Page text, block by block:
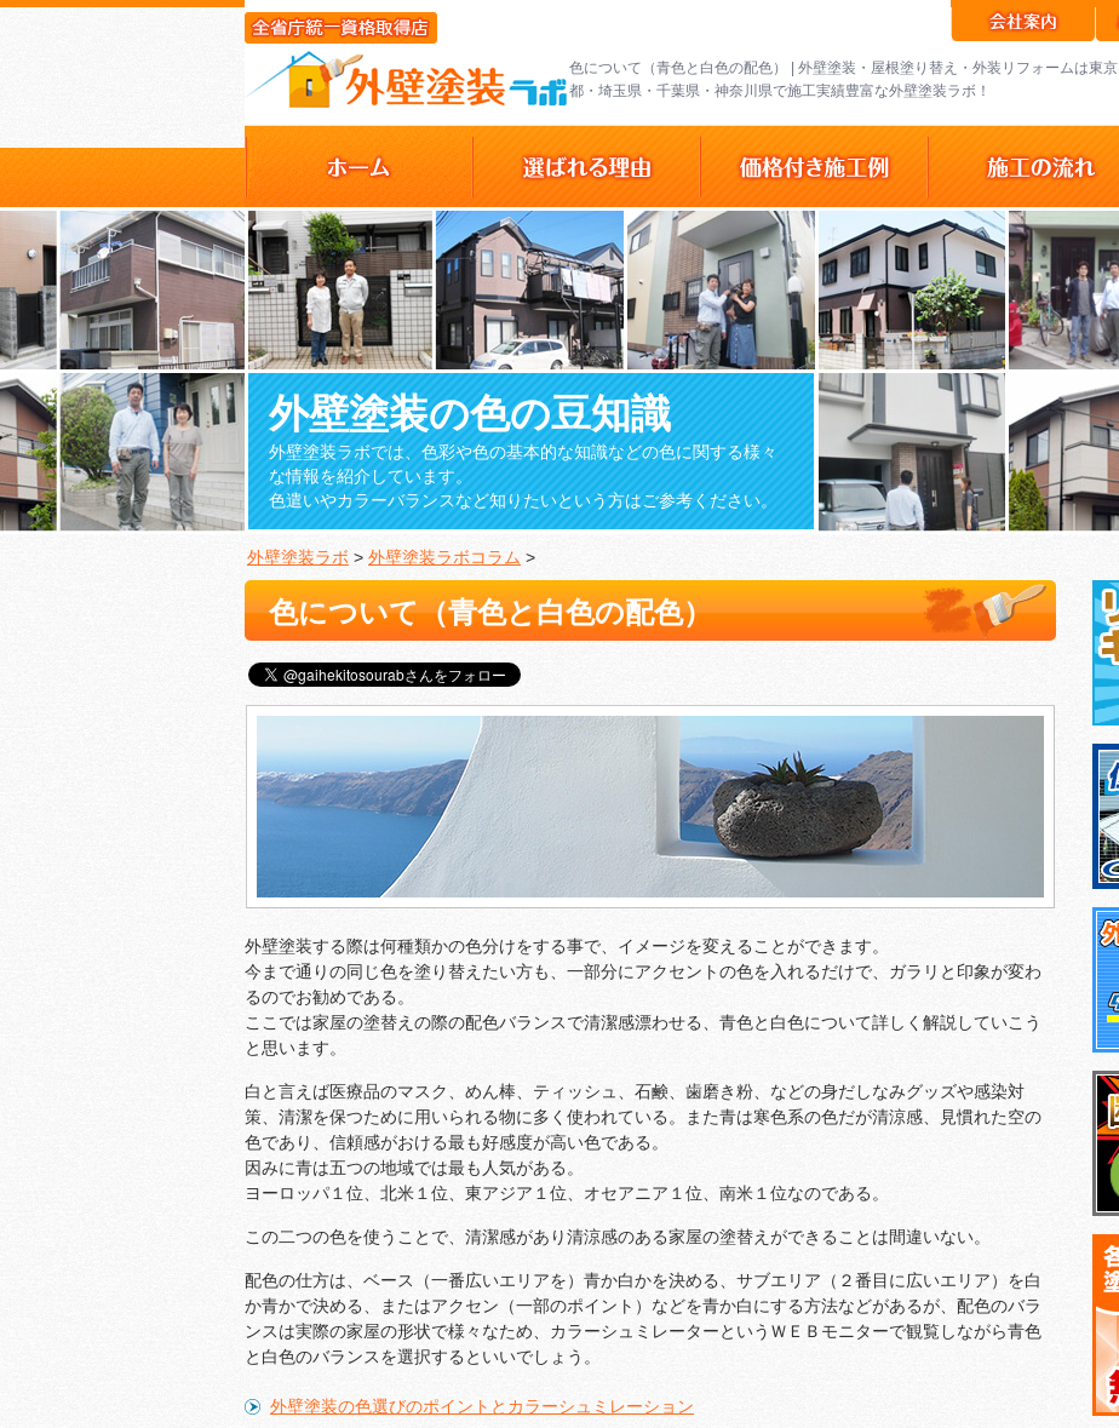
色について（青色と白色の配色） | 外壁塗装・屋根塗り替え・外装リフォームは東京
都・埼玉県・千葉県・神奈川県で施工実績豊富な外壁塗装ラボ！
外壁塗装の色の豆知識
外壁塗装ラボでは、色彩や色の基本的な知識などの色に関する様々
な情報を紹介しています。
色遣いやカラーバランスなど知りたいという方はご参考ください。
外壁塗装ラボ > 外壁塗装ラボコラム >
色について（青色と白色の配色）
外壁塗装する際は何種類かの色分けをする事で、イメージを変えることができます。
今まで通りの同じ色を塗り替えたい方も、一部分にアクセントの色を入れるだけで、ガラリと印象が変わ
るのでお勧めである。
ここでは家屋の塗替えの際の配色バランスで清潔感漂わせる、青色と白色について詳しく解説していこう
と思います。
白と言えば医療品のマスク、めん棒、ティッシュ、石鹸、歯磨き粉、などの身だしなみグッズや感染対
策、清潔を保つために用いられる物に多く使われている。また青は寒色系の色だが清涼感、見慣れた空の
色であり、信頼感がおける最も好感度が高い色である。
因みに青は五つの地域では最も人気がある。
ヨーロッパ１位、北米１位、東アジア１位、オセアニア１位、南米１位なのである。
この二つの色を使うことで、清潔感があり清涼感のある家屋の塗替えができることは間違いない。
配色の仕方は、ベース（一番広いエリアを）青か白かを決める、サブエリア（２番目に広いエリア）を白
か青かで決める、またはアクセン（一部のポイント）などを青か白にする方法などがあるが、配色のバラ
ンスは実際の家屋の形状で様々なため、カラーシュミレーターというＷＥＢモニターで観覧しながら青色
と白色のバランスを選択するといいでしょう。
外壁塗装の色選びのポイントとカラーシュミレーション